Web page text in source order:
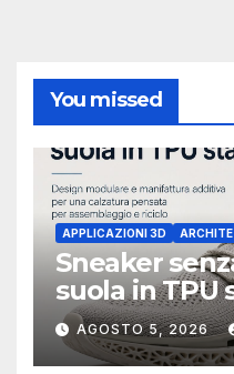
You missed
APPLICAZIONI 3D
Sneaker
suola in TPU
AGOSTO 5, 2026